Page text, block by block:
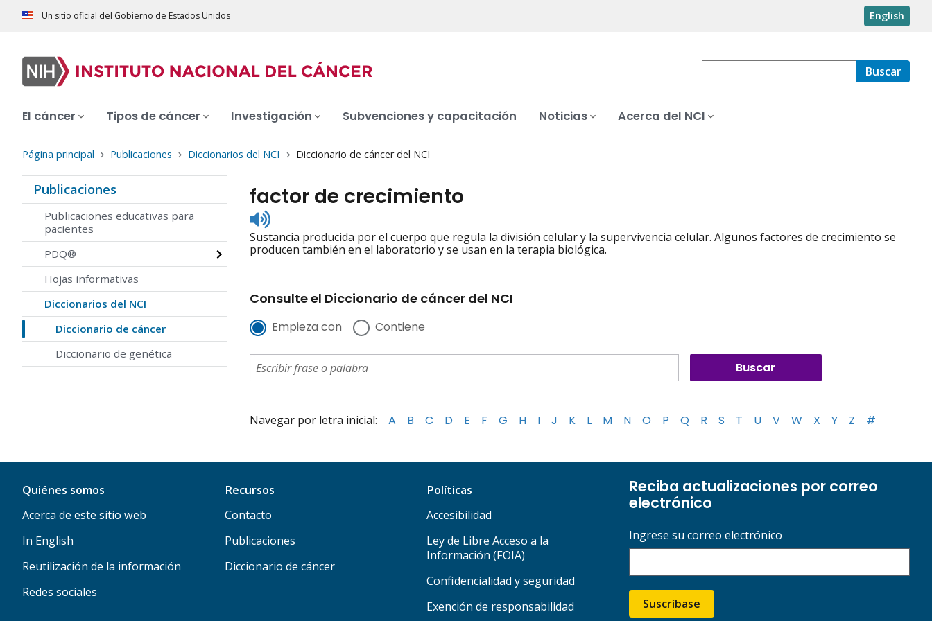
Un sitio oficial del Gobierno de Estados Unidos English
Buscar
El cáncer Tipos de cáncer Investigación Subvenciones y capacitación Noticias Acerca del NCI
Página principal Publicaciones Diccionarios del NCI Diccionario de cáncer del NCI
Publicaciones
Publicaciones educativas para
pacientes
PDQ®
Hojas informativas
Diccionarios del NCI
Diccionario de cáncer
Diccionario de genética
factor de crecimiento
Listen
to
pronunciation
Sustancia producida por el cuerpo que regula la división celular y la supervivencia celular. Algunos factores de crecimiento se
producen también en el laboratorio y se usan en la terapia biológica.
Consulte el Diccionario de cáncer del NCI
Empieza con Contiene
Navegar por letra inicial: A B C D E F G H I J K L M N O P Q R S T U V W X Y Z #
Quiénes somos
Acerca de este sitio web
In English
Reutilización de la información
Redes sociales
Recursos
Contacto
Publicaciones
Diccionario de cáncer
Políticas
Accesibilidad
Ley de Libre Acceso a la
Información (FOIA)
Confidencialidad y seguridad
Exención de responsabilidad
Reciba actualizaciones por correo
electrónico
Ingrese su correo electrónico
Suscríbase